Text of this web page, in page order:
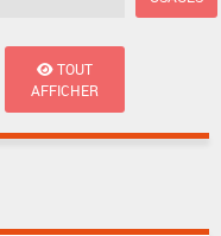
TOUT
AFFICHER